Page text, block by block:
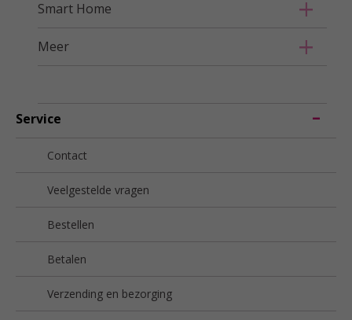
Smart Home
Meer
Service
Contact
Veelgestelde vragen
Bestellen
Betalen
Verzending en bezorging